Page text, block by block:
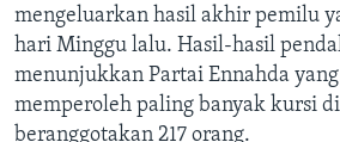
mengeluarkan hasil akhir pemilu
hari Minggu lalu. Hasil-hasil
menunjukkan Partai Ennahda
memperoleh paling banyak kursi
beranggotakan 217 orang.